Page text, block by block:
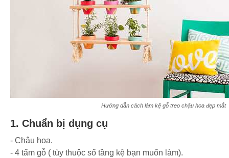
Hướng dẫn cách làm kệ gỗ treo chậu hoa đẹp mắt
1. Chuẩn bị dụng cụ
- Chậu hoa.
- 4 tấm gỗ ( tùy thuộc số tầng kệ bạn muốn làm).